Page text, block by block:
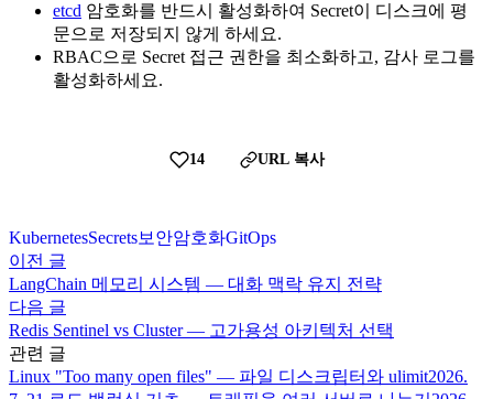
etcd 암호화를 반드시 활성화하여 Secret이 디스크에 평
문으로 저장되지 않게 하세요.
RBAC으로 Secret 접근 권한을 최소화하고, 감사 로그를
활성화하세요.
14 URL 복사
KubernetesSecrets보안암호화GitOps
이전 글
LangChain 메모리 시스템 — 대화 맥락 유지 전략
다음 글
Redis Sentinel vs Cluster — 고가용성 아키텍처 선택
관련 글
Linux "Too many open files" — 파일 디스크립터와 ulimit2026.